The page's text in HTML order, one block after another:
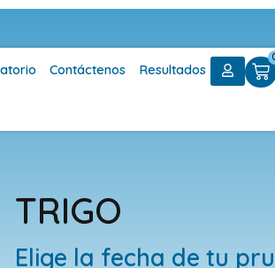
Contáctenos Resultados
TRIGO
Elige la fecha de tu